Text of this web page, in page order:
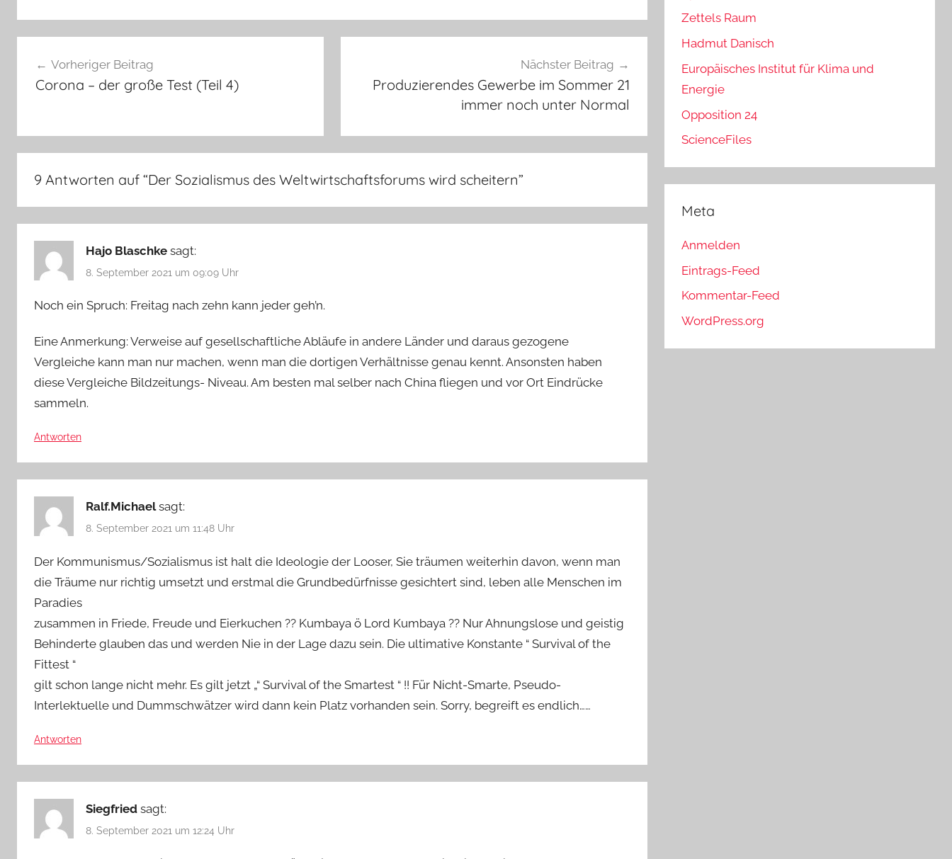
Vorheriger Beitrag
Corona – der große Test (Teil 4)
Nächster Beitrag
Produzierendes Gewerbe im Sommer 21
immer noch unter Normal
9 Antworten auf “Der Sozialismus des Weltwirtschaftsforums wird scheitern”
Hajo Blaschke sagt:
8. September 2021 um 09:09 Uhr
Noch ein Spruch: Freitag nach zehn kann jeder geh’n.
Eine Anmerkung: Verweise auf gesellschaftliche Abläufe in andere Länder und daraus gezogene
Vergleiche kann man nur machen, wenn man die dortigen Verhältnisse genau kennt. Ansonsten haben
diese Vergleiche Bildzeitungs- Niveau. Am besten mal selber nach China fliegen und vor Ort Eindrücke
sammeln.
Antworten
Ralf.Michael sagt:
8. September 2021 um 11:48 Uhr
Der Kommunismus/Sozialismus ist halt die Ideologie der Looser, Sie träumen weiterhin davon, wenn man
die Träume nur richtig umsetzt und erstmal die Grundbedürfnisse gesichtert sind, leben alle Menschen im
Paradies
zusammen in Friede, Freude und Eierkuchen ?? Kumbaya ö Lord Kumbaya ?? Nur Ahnungslose und geistig
Behinderte glauben das und werden Nie in der Lage dazu sein. Die ultimative Konstante “ Survival of the
Fittest “
gilt schon lange nicht mehr. Es gilt jetzt „“ Survival of the Smartest “ !! Für Nicht-Smarte, Pseudo-
Interlektuelle und Dummschwätzer wird dann kein Platz vorhanden sein. Sorry, begreift es endlich……
Antworten
Siegfried sagt:
8. September 2021 um 12:24 Uhr
Zettels Raum
Hadmut Danisch
Europäisches Institut für Klima und
Energie
Opposition 24
ScienceFiles
Meta
Anmelden
Eintrags-Feed
Kommentar-Feed
WordPress.org